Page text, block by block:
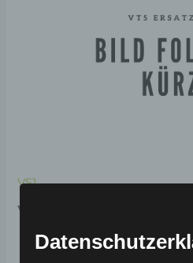
VS1
VS1
KUNSTSTOFF